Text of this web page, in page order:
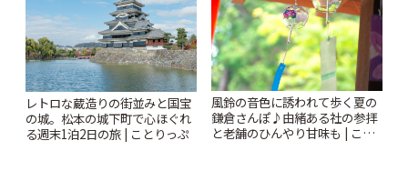
レトロな蔵造りの街並みと国宝
の城。松本の城下町で心ほぐれ
る週末1泊2日の旅 | ことりっぷ
風鈴の音色に誘われて歩く夏の
鎌倉さんぽ♪由緒ある社の参拝
と老舗のひんやり甘味も | こと